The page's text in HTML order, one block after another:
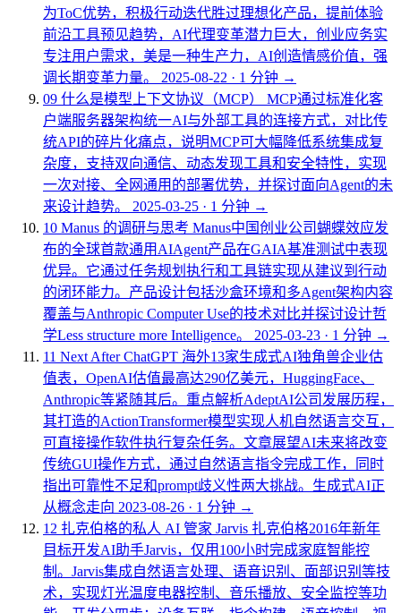
为ToC优势，积极行动迭代胜过理想化产品，提前体验
前沿工具预见趋势，AI代理变革潜力巨大，创业应务实
专注用户需求，美是一种生产力，AI创造情感价值，强
调长期变革力量。
2025-08-22 · 1 分钟 →
09 什么是模型上下文协议（MCP）
MCP通过标准化客
户端服务器架构统一AI与外部工具的连接方式，对比传
统API的碎片化痛点，说明MCP可大幅降低系统集成复
杂度，支持双向通信、动态发现工具和安全特性，实现
一次对接、全网通用的部署优势，并探讨面向Agent的未
来设计趋势。
2025-03-25 · 1 分钟 →
10 Manus 的调研与思考 Manus中国创业公司蝴蝶效应发
布的全球首款通用AIAgent产品在GAIA基准测试中表现
优异。它通过任务规划执行和工具链实现从建议到行动
的闭环能力。产品设计包括沙盒环境和多Agent架构内容
覆盖与Anthropic Computer Use的技术对比并探讨设计哲
学Less structure more Intelligence。
2025-03-23 · 1 分钟 →
11 Next After ChatGPT 海外13家生成式AI独角兽企业估
值表，OpenAI估值最高达290亿美元，HuggingFace、
Anthropic等紧随其后。重点解析AdeptAI公司发展历程，
其打造的ActionTransformer模型实现人机自然语言交互，
可直接操作软件执行复杂任务。文章展望AI未来将改变
传统GUI操作方式，通过自然语言指令完成工作，同时
指出可靠性不足和prompt歧义性两大挑战。生成式AI正
从概念走向 2023-08-26 · 1 分钟 →
12 扎克伯格的私人 AI 管家 Jarvis 扎克伯格2016年新年
目标开发AI助手Jarvis，仅用100小时完成家庭智能控
制。Jarvis集成自然语言处理、语音识别、面部识别等技
术，实现灯光温度电器控制、音乐播放、安全监控等功